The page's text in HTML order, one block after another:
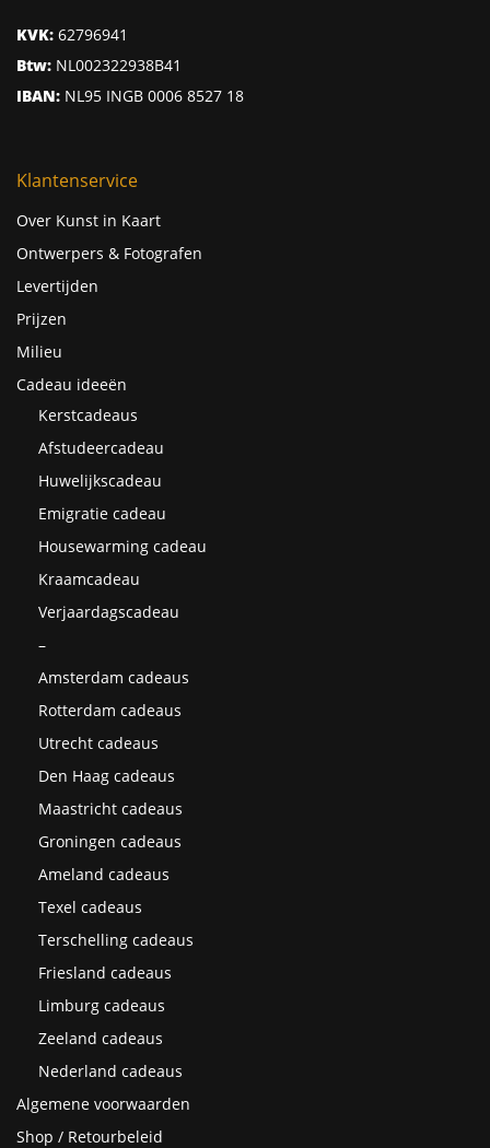
KVK: 62796941
Btw: NL002322938B41
IBAN: NL95 INGB 0006 8527 18
Klantenservice
Over Kunst in Kaart
Ontwerpers & Fotografen
Levertijden
Prijzen
Milieu
Cadeau ideeën
Kerstcadeaus
Afstudeercadeau
Huwelijkscadeau
Emigratie cadeau
Housewarming cadeau
Kraamcadeau
Verjaardagscadeau
–
Amsterdam cadeaus
Rotterdam cadeaus
Utrecht cadeaus
Den Haag cadeaus
Maastricht cadeaus
Groningen cadeaus
Ameland cadeaus
Texel cadeaus
Terschelling cadeaus
Friesland cadeaus
Limburg cadeaus
Zeeland cadeaus
Nederland cadeaus
Algemene voorwaarden
Shop / Retourbeleid